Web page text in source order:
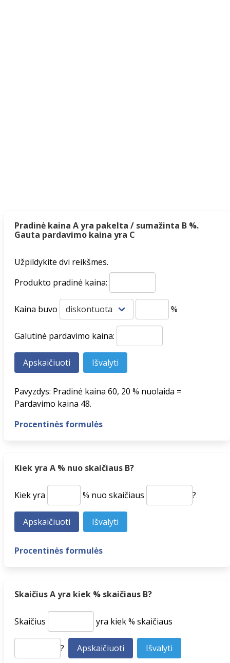
Pradinė kaina A yra pakelta / sumažinta B %.
Gauta pardavimo kaina yra C
Užpildykite dvi reikšmes.
Produkto pradinė kaina:
Kaina buvo %
Galutinė pardavimo kaina:
Pavyzdys: Pradinė kaina 60, 20 % nuolaida =
Pardavimo kaina 48.
Procentinės formulės
Kiek yra A % nuo skaičiaus B?
Kiek yra % nuo skaičiaus ?
Procentinės formulės
Skaičius A yra kiek % skaičiaus B?
Skaičius yra kiek % skaičiaus
?